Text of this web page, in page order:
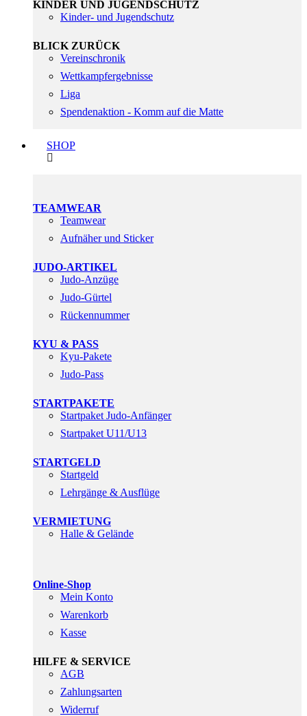
KINDER UND JUGENDSCHUTZ
Kinder- und Jugendschutz
BLICK ZURÜCK
Vereinschronik
Wettkampfergebnisse
Liga
Spendenaktion - Komm auf die Matte
SHOP
TEAMWEAR
Teamwear
Aufnäher und Sticker
JUDO-ARTIKEL
Judo-Anzüge
Judo-Gürtel
Rückennummer
KYU & PASS
Kyu-Pakete
Judo-Pass
STARTPAKETE
Startpaket Judo-Anfänger
Startpaket U11/U13
STARTGELD
Startgeld
Lehrgänge & Ausflüge
VERMIETUNG
Halle & Gelände
Online-Shop
Mein Konto
Warenkorb
Kasse
HILFE & SERVICE
AGB
Zahlungsarten
Widerruf